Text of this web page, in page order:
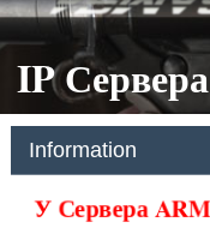
IP
Information
У Сервера